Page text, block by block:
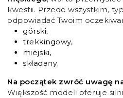
kwestii. Przede wszystkim,
odpowiadać Twoim
górski,
trekkingowy,
miejski,
składany.
Na początek zwróć uwagę
Większość modeli oferuje